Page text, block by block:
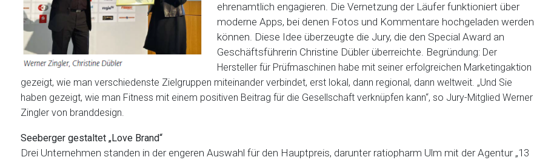
ehrenamtlich engagieren. Die Vernetzung der Läufer funktioniert über
moderne Apps, bei denen Fotos und Kommentare hochgeladen werden
können. Diese Idee überzeugte die Jury, die den Special Award an
Geschäftsführerin Christine Dübler überreichte. Begründung: Der
Hersteller für Prüfmaschinen habe mit seiner erfolgreichen Marketingaktion
gezeigt, wie man verschiedenste Zielgruppen miteinander verbindet, erst lokal, dann regional, dann weltweit. „Und Sie
haben gezeigt, wie man Fitness mit einem positiven Beitrag für die Gesellschaft verknüpfen kann“, so Jury-Mitglied Werner
Zingler von branddesign.
Seeberger gestaltet „Love Brand“
Drei Unternehmen standen in der engeren Auswahl für den Hauptpreis, darunter ratiopharm Ulm mit der Agentur „13